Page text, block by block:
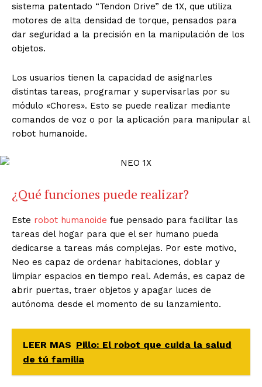
sistema patentado “Tendon Drive” de 1X, que utiliza
motores de alta densidad de torque, pensados para
dar seguridad a la precisión en la manipulación de los
objetos.
Los usuarios tienen la capacidad de asignarles
distintas tareas, programar y supervisarlas por su
módulo «Chores». Esto se puede realizar mediante
comandos de voz o por la aplicación para manipular al
robot humanoide.
¿Qué funciones puede realizar?
Este robot humanoide fue pensado para facilitar las
tareas del hogar para que el ser humano pueda
dedicarse a tareas más complejas. Por este motivo,
Neo es capaz de ordenar habitaciones, doblar y
limpiar espacios en tiempo real. Además, es capaz de
abrir puertas, traer objetos y apagar luces de
autónoma desde el momento de su lanzamiento.
LEER MAS Pillo: El robot que cuida la salud
de tú familia